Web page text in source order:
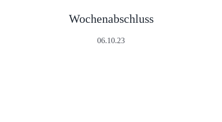
Wochenabschluss
06.10.23